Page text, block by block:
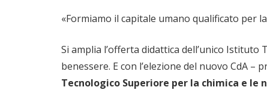
«Formiamo il capitale umano qualificato per
Si amplia l’offerta didattica dell’unico
benessere. E con l’elezione del nuovo CdA
Tecnologico Superiore per la chimica e le